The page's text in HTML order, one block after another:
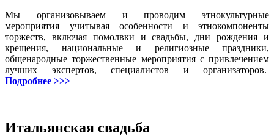
Мы организовываем и проводим этнокультурные
мероприятия учитывая особенности и этнокомпоненты
торжеств, включая помолвки и свадьбы, дни рождения и
крещения, национальные и религиозные праздники,
общенародные торжественные мероприятия с привлечением
лучших экспертов, специалистов и организаторов.
Подробнее >>>
Итальянская свадьба